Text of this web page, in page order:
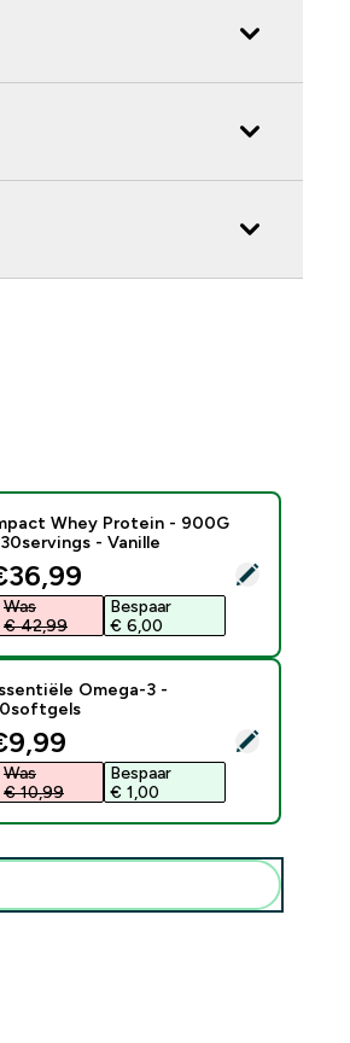
product - Impact Whey Protein - 900G
Whey Protein - 900G
- Vanille
price
Was
€ 42,99‎
Bespaar
€ 6,00‎
product - Essentiële Omega-3 -
Omega-3 -
price
Was
€ 10,99‎
Bespaar
€ 1,00‎